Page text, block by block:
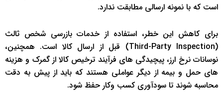
است که با نمونه ارسالی مطابقت ندارد.
برای کاهش این خطر، استفاده از خدمات بازرسی شخص ثالث
(Third-Party Inspection) قبل از ارسال کالا است. همچنین،
نوسانات نرخ ارز، پیچیدگی های فرآیند ترخیص کالا از گمرک و هزینه
های حمل و بیمه از دیگر عواملی هستند که باید از پیش به دقت
محاسبه شوند تا سودآوری کسب وکار حفظ شود.